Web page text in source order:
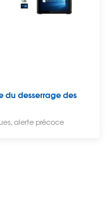
du desserrage des
alerte précoce